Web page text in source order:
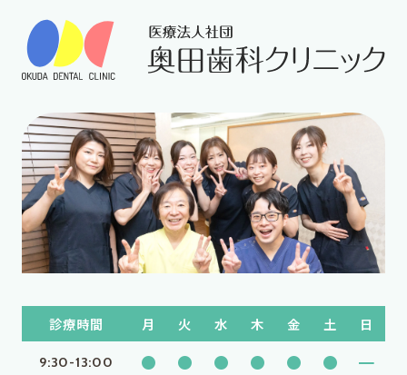
診療時間 月 火 水 木 金 土 日
9:30-13:00 ● ● ● ● ● ● ━